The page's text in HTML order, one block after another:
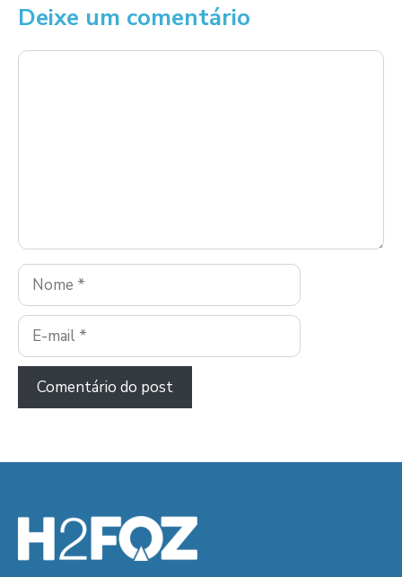
Deixe um comentário
Comentário
Nome
E-
mail